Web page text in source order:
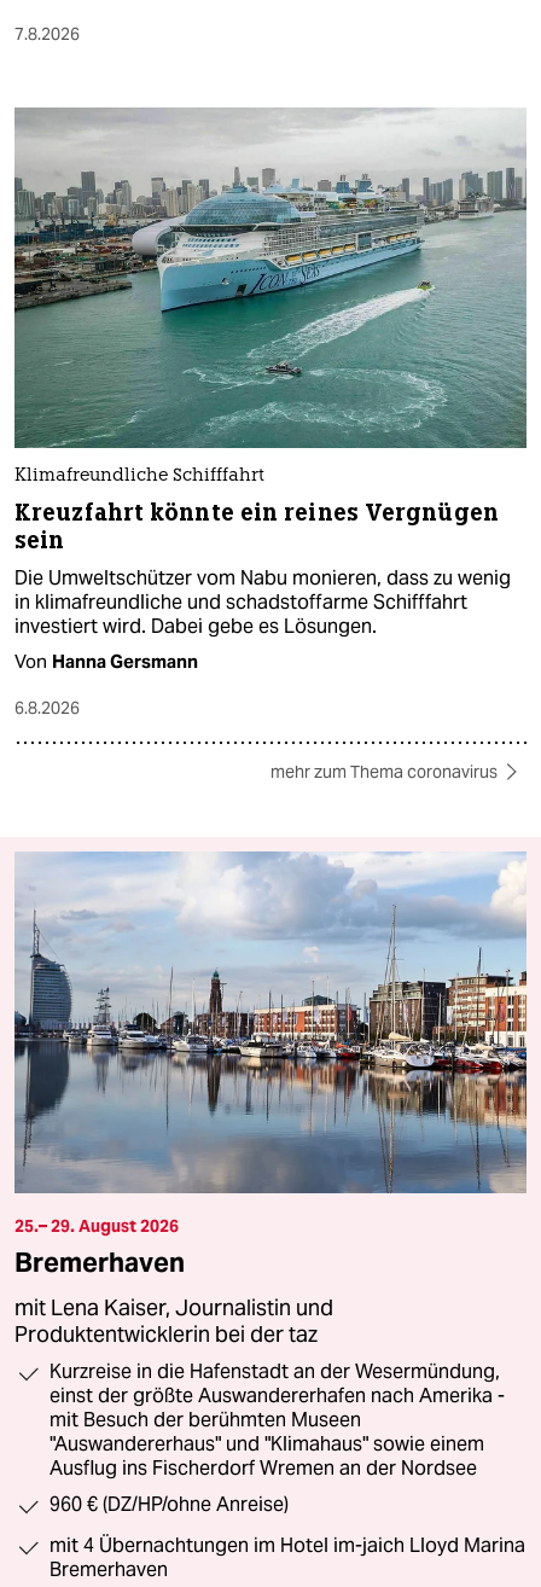
7.8.2026
Klimafreundliche Schifffahrt
Kreuzfahrt könnte ein reines Vergnügen
sein
Die Umweltschützer vom Nabu monieren, dass zu wenig
in klimafreundliche und schadstoffarme Schifffahrt
investiert wird. Dabei gebe es Lösungen.
Von Hanna Gersmann
6.8.2026
mehr zum Thema coronavirus
25.– 29. August 2026
Bremerhaven
mit Lena Kaiser, Journalistin und
Produktentwicklerin bei der taz
Kurzreise in die Hafenstadt an der Wesermündung,
einst der größte Auswandererhafen nach Amerika -
mit Besuch der berühmten Museen
"Auswandererhaus" und "Klimahaus" sowie einem
Ausflug ins Fischerdorf Wremen an der Nordsee
960 € (DZ/HP/ohne Anreise)
mit 4 Übernachtungen im Hotel im-jaich Lloyd Marina
Bremerhaven